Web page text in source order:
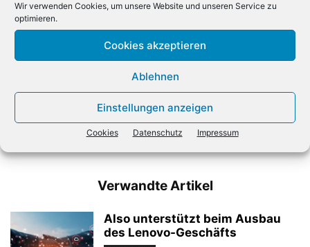
Wir verwenden Cookies, um unsere Website und unseren Service zu
optimieren.
Cookies akzeptieren
Ablehnen
Einstellungen anzeigen
Cookies Datenschutz Impressum
Vorheriger Artikel
Arcserve holt René Claus an
Bord
Nächster Artikel
Vernetzte Kühlschränke und
Autos: EU will bessere
Nutzung von Daten
Verwandte Artikel
Also unterstützt beim Ausbau
des Lenovo-Geschäfts